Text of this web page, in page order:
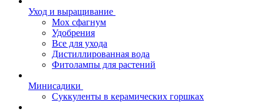
Уход и выращивание
Мох сфагнум
Удобрения
Все для ухода
Дистиллированная вода
Фитолампы для растений
Минисадики
Суккуленты в керамических горшках